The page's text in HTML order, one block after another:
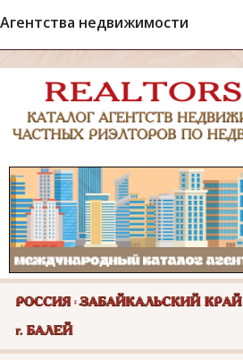
Агентства недвижимости